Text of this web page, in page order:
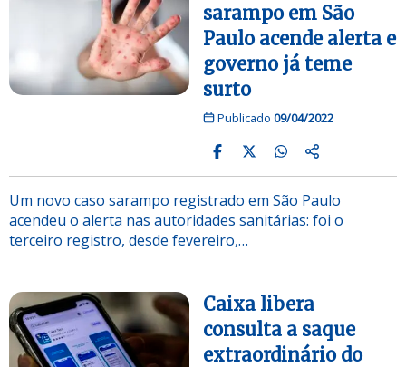
sarampo em São
Paulo acende alerta e
governo já teme
surto
Publicado 09/04/2022
Um novo caso sarampo registrado em São Paulo
acendeu o alerta nas autoridades sanitárias: foi o
terceiro registro, desde fevereiro,…
Caixa libera
consulta a saque
extraordinário do